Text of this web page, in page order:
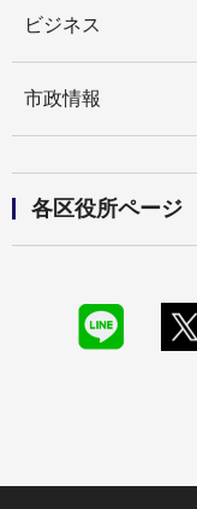
ビジネス
市政情報
各区役所ページ